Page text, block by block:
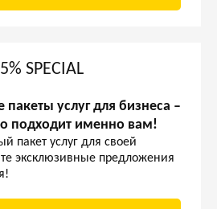
SPECIAL
услуг для бизнеса –
подходит именно вам!
пакет услуг для своей
эксклюзивные предложения